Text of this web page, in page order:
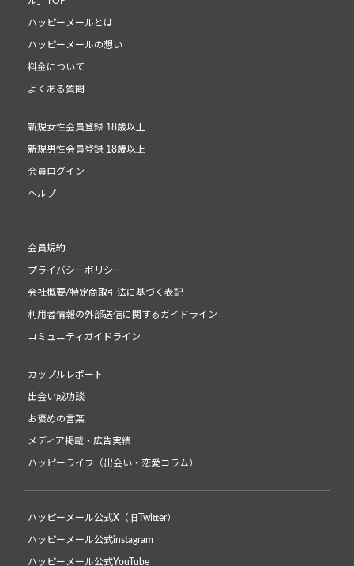
ハッピーメールとは
ハッピーメールの想い
料金について
よくある質問
新規女性会員登録 18歳以上
新規男性会員登録 18歳以上
会員ログイン
ヘルプ
会員規約
プライバシーポリシー
会社概要/特定商取引法に基づく表記
利用者情報の外部送信に関するガイドライン
コミュニティガイドライン
カップルレポート
出会い成功談
お褒めの言葉
メディア掲載・広告実績
ハッピーライフ（出会い・恋愛コラム）
ハッピーメール公式X（旧Twitter）
ハッピーメール公式instagram
ハッピーメール公式YouTube